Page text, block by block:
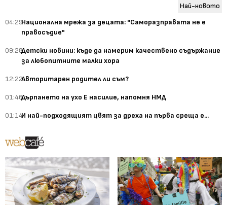
Най-новото
04:29Национална мрежа за децата: "Саморазправата не е
правосъдие"
09:28Детски новини: къде да намерим качествено съдържание
за любопитните малки хора
12:22Авторитарен родител ли съм?
01:46Дърпането на ухо Е насилие, напомня НМД
01:14И най-подходящият цвят за дреха на първа среща е...